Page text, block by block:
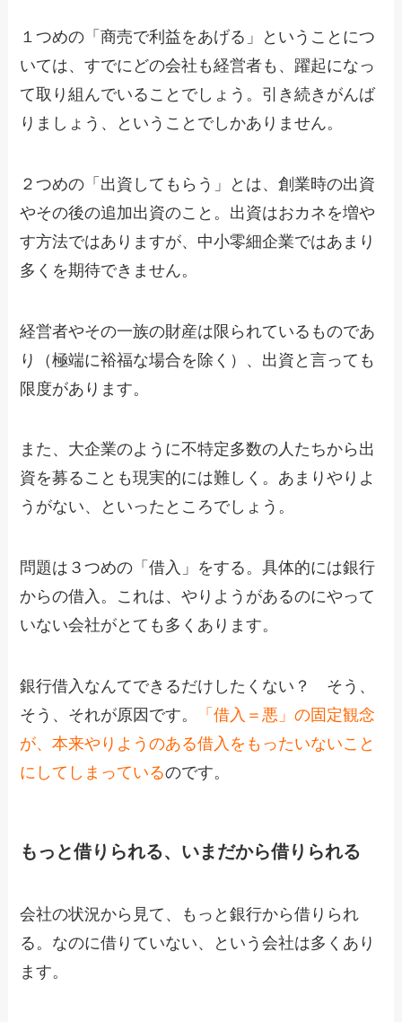
１つめの「商売で利益をあげる」ということにつ
いては、すでにどの会社も経営者も、躍起になっ
て取り組んでいることでしょう。引き続きがんば
りましょう、ということでしかありません。
２つめの「出資してもらう」とは、創業時の出資
やその後の追加出資のこと。出資はおカネを増や
す方法ではありますが、中小零細企業ではあまり
多くを期待できません。
経営者やその一族の財産は限られているものであ
り（極端に裕福な場合を除く）、出資と言っても
限度があります。
また、大企業のように不特定多数の人たちから出
資を募ることも現実的には難しく。あまりやりよ
うがない、といったところでしょう。
問題は３つめの「借入」をする。具体的には銀行
からの借入。これは、やりようがあるのにやって
いない会社がとても多くあります。
銀行借入なんてできるだけしたくない？ そう、
そう、それが原因です。
「借入＝悪」の固定観念
が、本来やりようのある借入をもったいないこと
にしてしまっているのです。
もっと借りられる、いまだから借りられる
会社の状況から見て、もっと銀行から借りられ
る。なのに借りていない、という会社は多くあり
ます。